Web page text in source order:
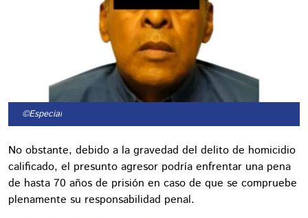
©Especial
No obstante, debido a la gravedad del delito de homicidio
calificado, el presunto agresor podría enfrentar una pena
de hasta 70 años de prisión en caso de que se compruebe
plenamente su responsabilidad penal.